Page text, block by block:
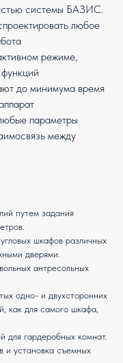
системы БАЗИС.
любое
режиме,
до минимума время
параметры
между
путем задания
шкафов различных
дверями.
антресольных
одно- и двухсторонних
как для самого шкафа,
для гардеробных комнат.
и установка съемных